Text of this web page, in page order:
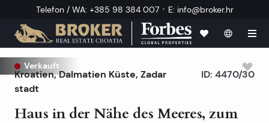
Telefon / WA: +385 98 384 007 · E: info@broker.hr
Verkauft
Kroatien,Dalmatien Küste, Zadar
stadt
Haus in der Nähe des Meeres, zum
ID: 4470/30